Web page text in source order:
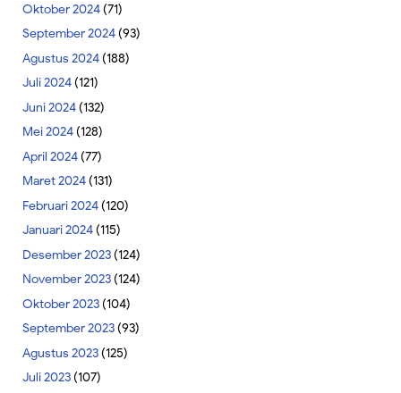
Oktober 2024(71)
September 2024(93)
Agustus 2024(188)
Juli 2024(121)
Juni 2024(132)
Mei 2024(128)
April 2024(77)
Maret 2024(131)
Februari 2024(120)
Januari 2024(115)
Desember 2023(124)
November 2023(124)
Oktober 2023(104)
September 2023(93)
Agustus 2023(125)
Juli 2023(107)